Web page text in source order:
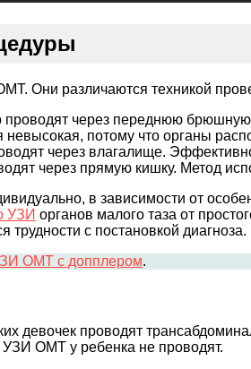
Они различаются техникой
проводят через переднюю брюшную
невысокая, потому что органы
через влагалище.
через прямую кишку. Метод
в зависимости от
УЗИ органов малого таза от
с постановкой диагноза.
ОМТ с допплером.
девочек проводят
УЗИ ОМТ у ребенка не проводят.